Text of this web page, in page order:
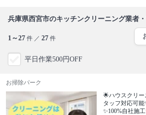
兵庫県西宮市のキッチンクリーニング業者
1～27 件 ／ 27 件
平日作業500円OFF
お掃除パーク
🌟ハウスクリ
タッフ対応可
✨100%自社施工